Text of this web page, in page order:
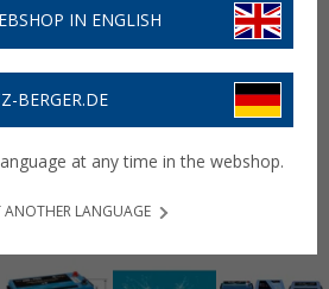
IN ENGLISH
BERGER.DE
at any time in the webshop.
ANOTHER LANGUAGE